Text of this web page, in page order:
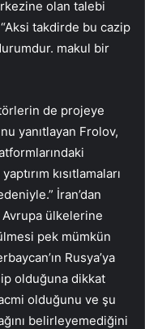
olan talebi
takdirde bu cazip
makul bir
de projeye
yanıtlayan Frolov,
kısıtlamaları
İran’dan
Avrupa ülkelerine
pek mümkün
Rusya’ya
olduğuna dikkat
olduğunu ve şu
belirleyemediğini